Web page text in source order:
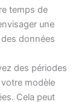
temps de
une
données
des périodes
modèle
Cela peut